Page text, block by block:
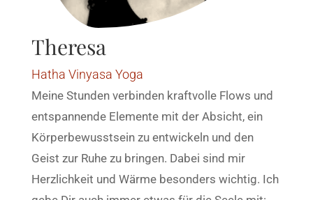
Theresa
Hatha Vinyasa Yoga
Meine Stunden verbinden kraftvolle Flows und
entspannende Elemente mit der Absicht, ein
Körperbewusstsein zu entwickeln und den
Geist zur Ruhe zu bringen. Dabei sind mir
Herzlichkeit und Wärme besonders wichtig. Ich